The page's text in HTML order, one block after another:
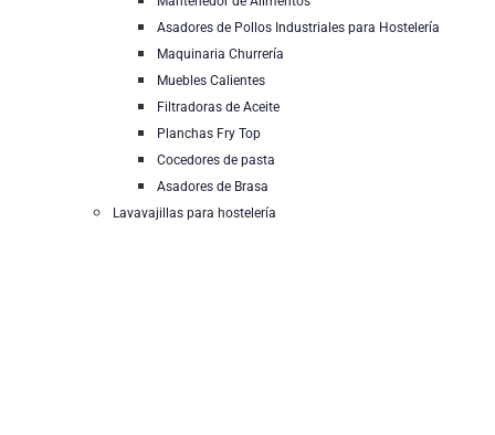
Asadores de Pollos Industriales para Hostelería
Maquinaria Churrería
Muebles Calientes
Filtradoras de Aceite
Planchas Fry Top
Cocedores de pasta
Asadores de Brasa
Lavavajillas para hostelería